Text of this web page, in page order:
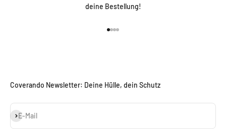
deine Bestellung!
Coverando Newsletter: Deine Hülle, dein Schutz
E-Mail
Abonnieren